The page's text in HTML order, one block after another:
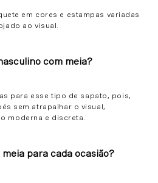
em cores e estampas variadas
ao visual.
com meia?
para esse tipo de sapato, pois,
sem atrapalhar o visual,
moderna e discreta.
para cada ocasião?